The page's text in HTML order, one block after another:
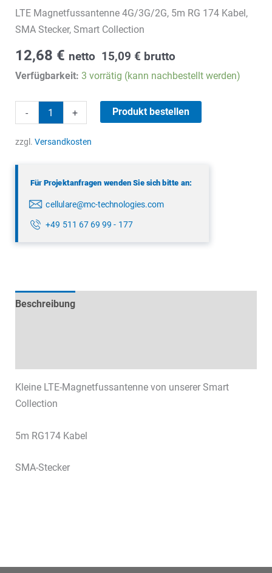
LTE Magnetfussantenne 4G/3G/2G, 5m RG 174 Kabel,
SMA Stecker, Smart Collection
12,68 € netto 15,09 € brutto
Verfügbarkeit: 3 vorrätig (kann nachbestellt werden)
-
Magnetfussantenne
Menge
+ Produkt bestellen
zzgl. Versandkosten
Für Projektanfragen wenden Sie sich bitte an:
cellulare@mc-technologies.com
+49 511 67 69 99 - 177
Beschreibung
Kleine LTE-Magnetfussantenne von unserer Smart
Collection
5m RG174 Kabel
SMA-Stecker